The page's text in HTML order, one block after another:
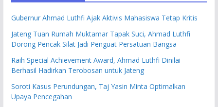
Gubernur Ahmad Luthfi Ajak Aktivis Mahasiswa Tetap Kritis
Jateng Tuan Rumah Muktamar Tapak Suci, Ahmad Luthfi
Dorong Pencak Silat Jadi Penguat Persatuan Bangsa
Raih Special Achievement Award, Ahmad Luthfi Dinilai
Berhasil Hadirkan Terobosan untuk Jateng
Soroti Kasus Perundungan, Taj Yasin Minta Optimalkan
Upaya Pencegahan